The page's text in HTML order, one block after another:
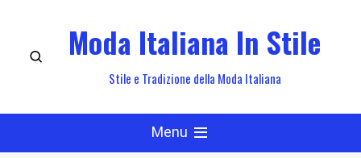
content
Moda Italiana In Stile
Stile e Tradizione della Moda Italiana
Menu